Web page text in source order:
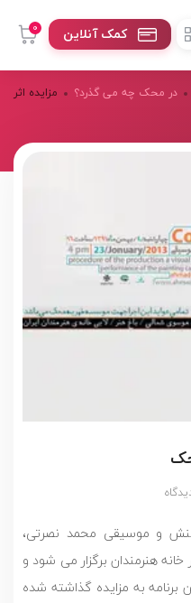
0 کمک آنلاین
در محک چه می گذرد؟
مزایده اثر
و موسیقی محمد نصرتی،
بهمن ماه از ساعت 16 الی 20 در خانه هنرمندان برگزار می شود و
برنامه به مزایده گذاشته شده